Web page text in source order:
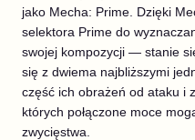
jako Mecha: Prime. Dzięki
selektora Prime do
swojej kompozycji — stanie
się z dwiema najbliższymi
część ich obrażeń od ataku i
których połączone moce
zwycięstwa.